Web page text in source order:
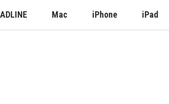
Mac iPhone iPad